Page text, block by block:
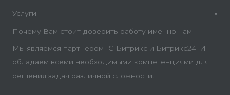
Услуги
Почему Вам стоит доверить работу именно нам
Мы являемся партнером 1С-Битрикс и Битрикс24. И
обладаем всеми необходимыми компетенциями для
решения задач различной сложности.